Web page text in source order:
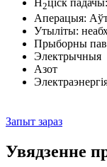
H2ціск
Аперацыя:
Утыліты:
Прыборны
Электрычныя
Азот
Запыт зараз
Увядзенне